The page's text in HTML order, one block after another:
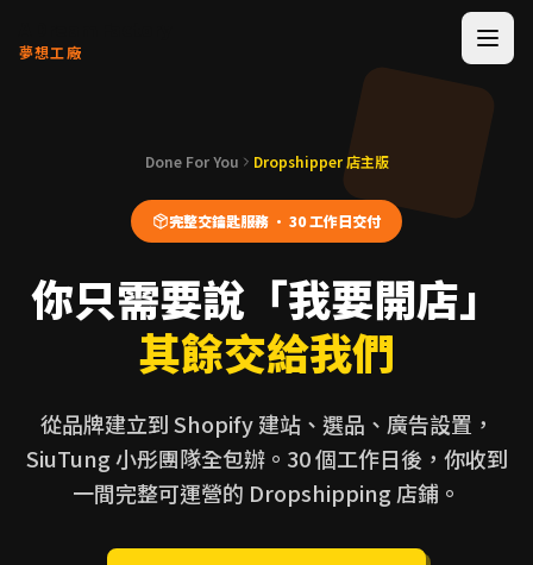
夢想工廠
Dropshipping
Workshop 系統
Done For You Dropshipper 店主版
完整交鑰匙服務 · 30 工作日交付
你只需要說「我要開店」
其餘交給我們
從品牌建立到 Shopify 建站、選品、廣告設置，
SiuTung 小彤團隊全包辦。30 個工作日後，你收到
一間完整可運營的 Dropshipping 店鋪。